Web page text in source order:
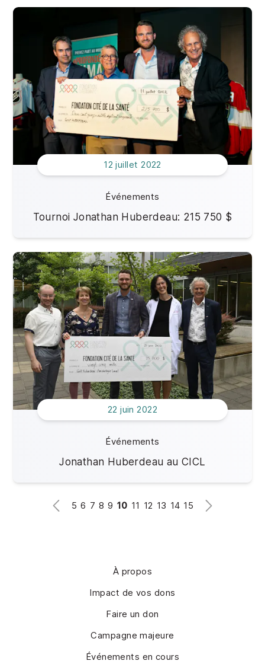
12 juillet 2022
Événements
Tournoi Jonathan Huberdeau: 215 750 $
22 juin 2022
Événements
Jonathan Huberdeau au CICL
5 6 7 8 9 10 11 12 13 14 15
À propos
Impact de vos dons
Faire un don
Campagne majeure
Événements en cours